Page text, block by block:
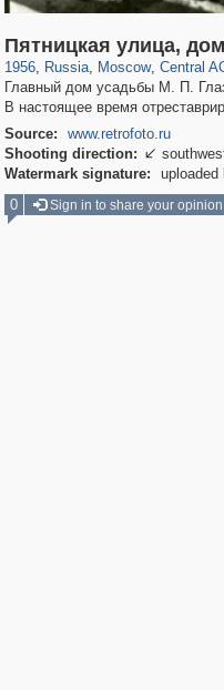
Пятницкая улица,
1956, Russia
1,407,774 29,262
, Moscow
319,968 8,295
, Central
160,055 5,920
Главный дом усадьбы М. П.
В настоящее время
Source:
www.retrofoto.ru
Shooting direction: 
Watermark signature:
uploaded
0
Sign in to share your opinion